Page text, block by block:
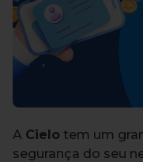
A Cielo tem um
segurança do seu